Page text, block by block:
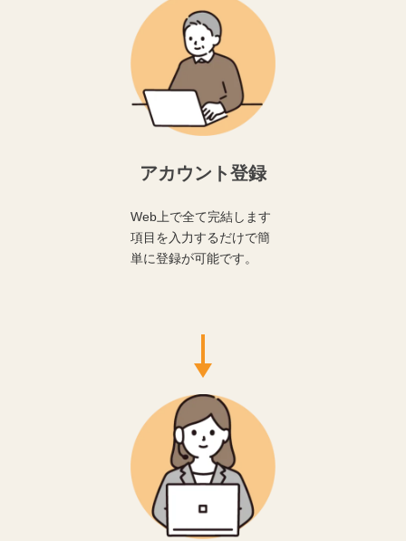
アカウント登録
Web上で全て完結します
項目を入力するだけで簡
単に登録が可能です。